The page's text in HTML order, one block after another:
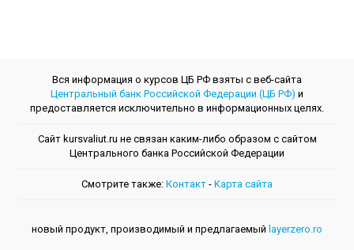
Вся информация о курсов ЦБ РФ взяты с веб-сайта
Центральный банк Российской Федерации (ЦБ РФ) и
предоставляется исключительно в информационных целях.
Сайт kursvaliut.ru не связан каким-либо образом с сайтом
Центрального банкa Российской Федерации
Смотрите также: Контакт - Kарта сайта
новый продукт, производимый и предлагаемый layerzero.ro